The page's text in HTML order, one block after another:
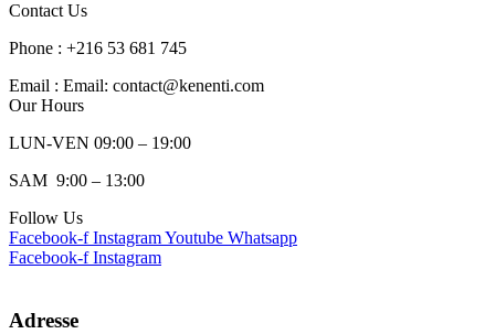
Contact Us
Phone : +216 53 681 745
Email : Email: contact@kenenti.com
Our Hours
LUN-VEN 09:00 – 19:00
SAM 9:00 – 13:00
Follow Us
Facebook-f InstagramYoutube Whatsapp
Facebook-f Instagram
Adresse